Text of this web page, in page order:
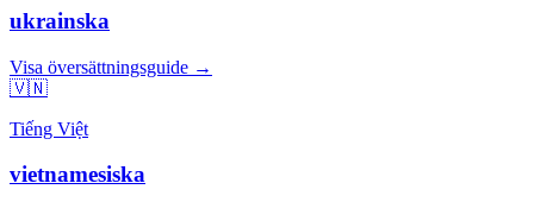
ukrainska
Visa översättningsguide →
🇻🇳
Tiếng Việt
vietnamesiska